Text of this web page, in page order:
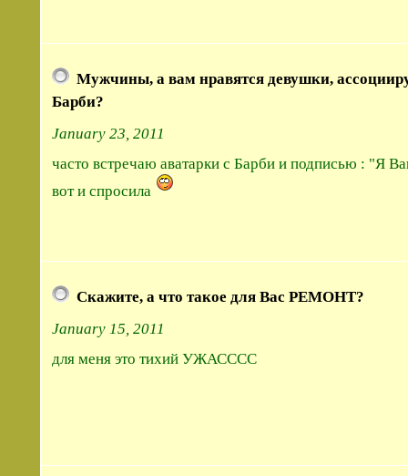
Мужчины, а вам нравятся девушки,
Барби?
January 23, 2011
часто встречаю аватарки с Барби и подписью : "Я
вот и спросила
Скажите, а что такое для Вас РЕМОНТ?
January 15, 2011
для меня это тихий УЖАСССС